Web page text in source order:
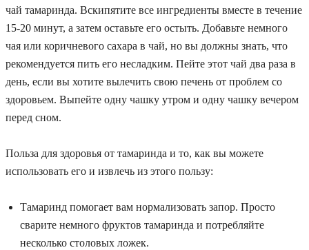
чай тамаринда. Вскипятите все ингредиенты вместе в течение
15-20 минут, а затем оставьте его остыть. Добавьте немного
чая или коричневого сахара в чай, но вы должны знать, что
рекомендуется пить его несладким. Пейте этот чай два раза в
день, если вы хотите вылечить свою печень от проблем со
здоровьем. Выпейте одну чашку утром и одну чашку вечером
перед сном.
Польза для здоровья от тамаринда и то, как вы можете
использовать его и извлечь из этого пользу:
Тамаринд помогает вам нормализовать запор. Просто
сварите немного фруктов тамаринда и потребляйте
несколько столовых ложек.